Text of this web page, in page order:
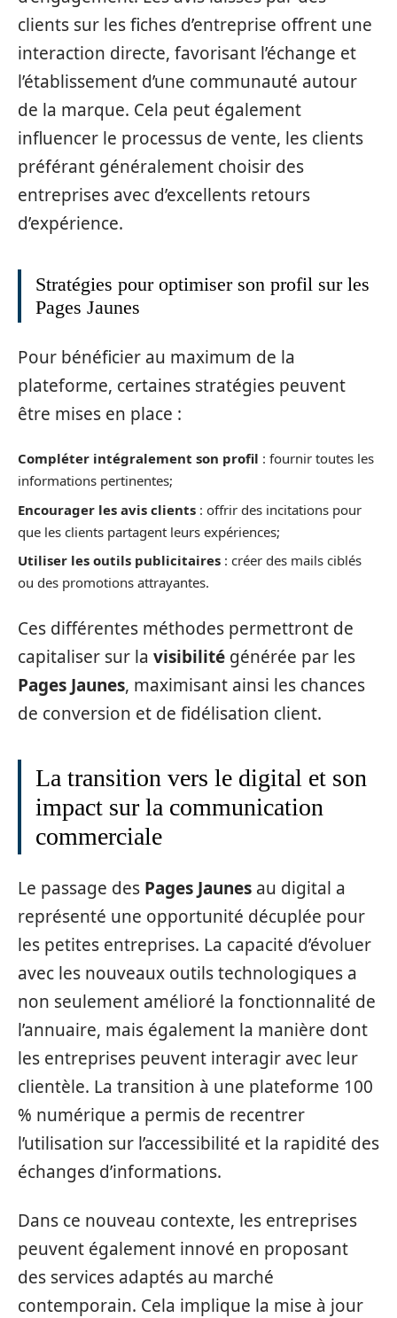
clients sur les fiches d’entreprise offrent une
interaction directe, favorisant l’échange et
l’établissement d’une communauté autour
de la marque. Cela peut également
influencer le processus de vente, les clients
préférant généralement choisir des
entreprises avec d’excellents retours
d’expérience.
Stratégies pour optimiser son profil sur les
Pages Jaunes
Pour bénéficier au maximum de la
plateforme, certaines stratégies peuvent
être mises en place :
Compléter intégralement son profil : fournir toutes les
informations pertinentes;
Encourager les avis clients : offrir des incitations pour
que les clients partagent leurs expériences;
Utiliser les outils publicitaires : créer des mails ciblés
ou des promotions attrayantes.
Ces différentes méthodes permettront de
capitaliser sur la visibilité générée par les
Pages Jaunes, maximisant ainsi les chances
de conversion et de fidélisation client.
La transition vers le digital et son
impact sur la communication
commerciale
Le passage des Pages Jaunes au digital a
représenté une opportunité décuplée pour
les petites entreprises. La capacité d’évoluer
avec les nouveaux outils technologiques a
non seulement amélioré la fonctionnalité de
l’annuaire, mais également la manière dont
les entreprises peuvent interagir avec leur
clientèle. La transition à une plateforme 100
% numérique a permis de recentrer
l’utilisation sur l’accessibilité et la rapidité des
échanges d’informations.
Dans ce nouveau contexte, les entreprises
peuvent également innové en proposant
des services adaptés au marché
contemporain. Cela implique la mise à jour